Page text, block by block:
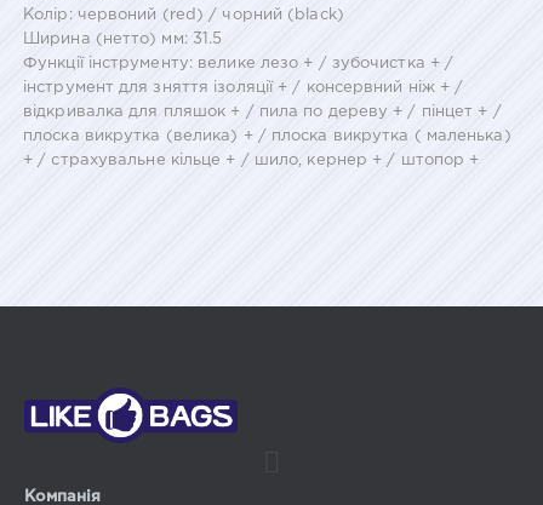
Колір: червоний (red) / чорний (black)
Ширина (нетто) мм: 31.5
Функції інструменту: велике лезо + / зубочистка + /
інструмент для зняття ізоляції + / консервний ніж + /
відкривалка для пляшок + / пила по дереву + / пінцет + /
плоска викрутка (велика) + / плоска викрутка ( маленька)
+ / страхувальне кільце + / шило, кернер + / штопор +
Компанія